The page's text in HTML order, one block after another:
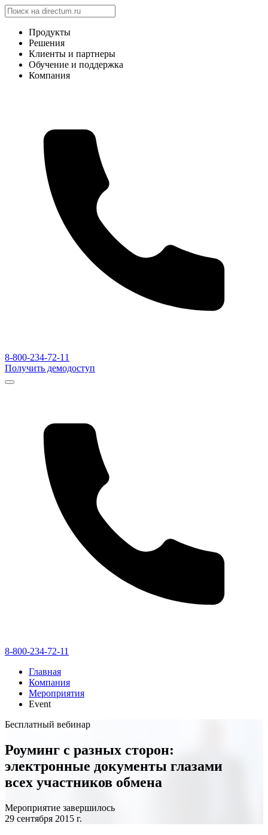
Продукты
Решения
Клиенты и партнеры
Обучение и поддержка
Компания
8-800-234-72-11
Получить демодоступ
8-800-234-72-11
Главная
Компания
Мероприятия
Event
Бесплатный вебинар
Роуминг с разных сторон:
электронные документы глазами
всех участников обмена
Мероприятие завершилось
29 сентября 2015 г.